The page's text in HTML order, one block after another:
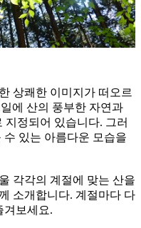
상쾌한 이미지가 떠오르
에 산의 풍부한 자연과
지정되어 있습니다. 그러
있는 아름다운 모습을
각각의 계절에 맞는 산을
소개합니다. 계절마다 다
겨보세요.